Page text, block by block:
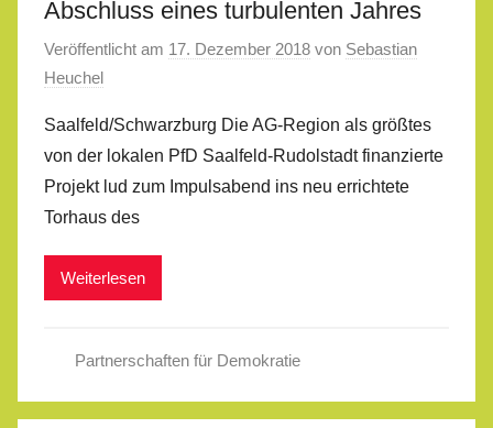
Abschluss eines turbulenten Jahres
Veröffentlicht am 17. Dezember 2018 von Sebastian
Heuchel
Saalfeld/Schwarzburg Die AG-Region als größtes
von der lokalen PfD Saalfeld-Rudolstadt finanzierte
Projekt lud zum Impulsabend ins neu errichtete
Torhaus des
Weiterlesen
Partnerschaften für Demokratie